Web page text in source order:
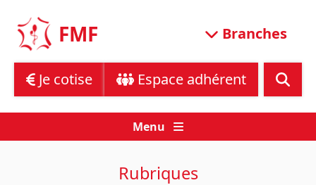
content
FMF Branches
Je cotise Espace adhérent
Menu
Rubriques